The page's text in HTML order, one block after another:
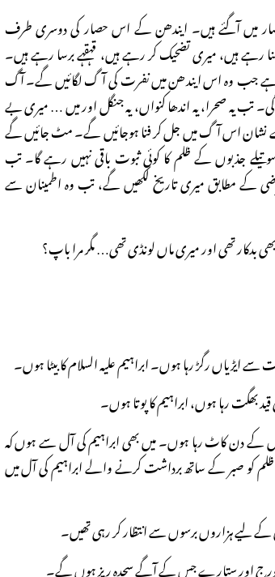
آگئے ہیں۔ ایندھن کے اس حصار کی دوسری طرف
رہے ہیں، میری تضحیک کر رہے ہیں، قہقہے برسا رہے ہیں۔
ہے جب وہ اس ایندھن میں نفرت کی آگ لگائیں گے۔ آگ
یہ صحرا، یہ اندھا کنواں، یہ جنگل اور میں … میری بے
نشان اس آگ میں جل کر فنا ہوجائیں گے۔ مٹ جائیں گے
جذبوں کے ظلم کا کوئی ثبوت باقی نہیں رہے گا۔ تب
کے مطابق میری تاریخ لکھیں گے، تب وہ اطمینان سے
بدکار تھی اور میری ماں لونڈی تھی… مگر مرا باپ؟
ایڑیاں رگڑ رہا ہوں۔ ابراہیم علیہ السلام کا بیٹا ہوں۔
بھگت رہا ہوں، ابراہیم کا پوتا ہوں۔
کے دن کاٹ رہا ہوں۔ میں بھی ابراہیم کی آل سے ہوں کہ
ظلم کو صبر کے ساتھ برداشت کرنے والے ابراہیم کی آل میں
لیے ہزاروں برسوں سے انتظار کر رہی تھیں۔
اور ستارے جس کے آگے سجدہ ریز ہوں گے۔